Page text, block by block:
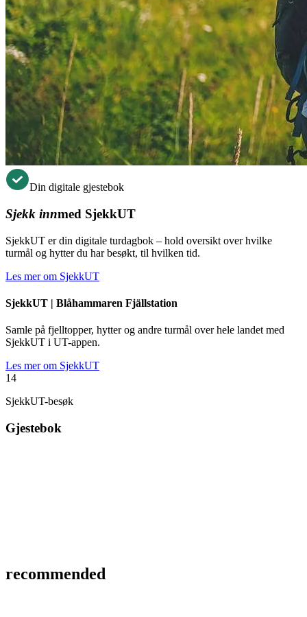
Din digitale gjestebok
Sjekk innmed SjekkUT
SjekkUT er din digitale turdagbok – hold oversikt over hvilke
turmål og hytter du har besøkt, til hvilken tid.
Les mer om SjekkUT
SjekkUT | Blåhammaren Fjällstation
Samle på fjelltopper, hytter og andre turmål over hele landet med
SjekkUT i UT-appen.
Les mer om SjekkUT
14
SjekkUT-besøk
Gjestebok
recommended